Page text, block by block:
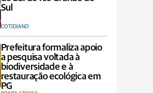
Sul
COTIDIANO
Prefeitura formaliza apoio
a pesquisa voltada à
biodiversidade e à
restauração ecológica em
PG